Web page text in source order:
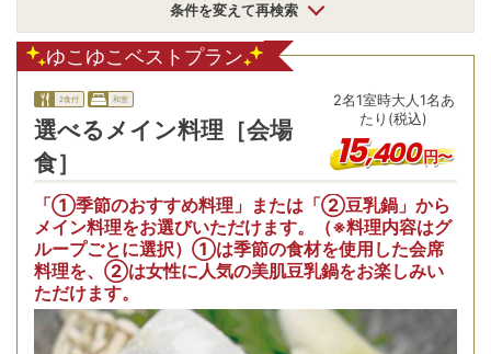
条件を変えて再検索
ゆこゆこベストプラン
2食付 和室
選べるメイン料理［会場
食］
2名1室時大人1名あ
たり(税込)
15,400円〜
「①季節のおすすめ料理」または「②豆乳鍋」から
メイン料理をお選びいただけます。（※料理内容はグ
ループごとに選択）①は季節の食材を使用した会席
料理を、②は女性に人気の美肌豆乳鍋をお楽しみい
ただけます。